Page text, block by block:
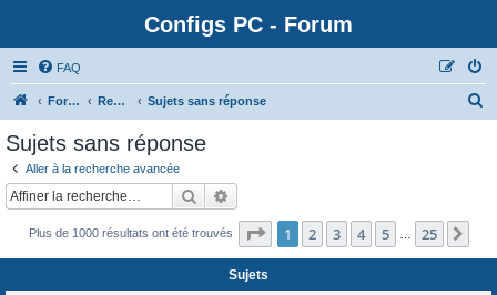
Configs PC - Forum
FAQ
Forum Rechercher Sujets sans réponse
Sujets sans réponse
Aller à la recherche avancée
Rechercher
Plus de 1000 résultats ont été trouvés Page 1sur25
1 2 3 4 5 25
Sujets